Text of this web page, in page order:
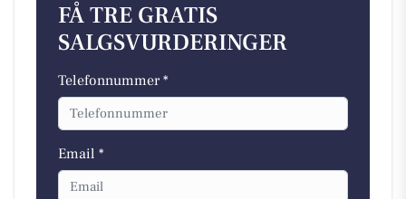
FÅ TRE GRATIS
SALGSVURDERINGER
Telefonnummer *
Email *